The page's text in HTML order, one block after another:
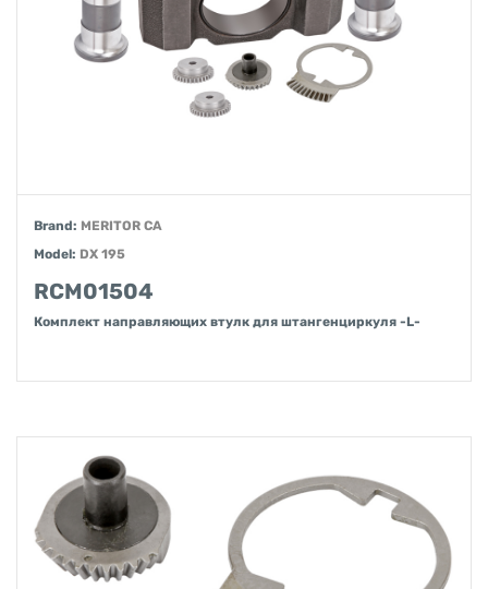
Brand: MERITOR CA
Model: DX 195
RCM01504
Комплект направляющих втулк для штангенциркуля -L-